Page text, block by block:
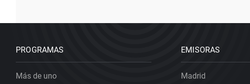
PROGRAMAS
Más de uno
EMISORAS
Madrid